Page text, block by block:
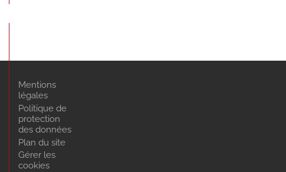
Mentions
légales
Politique de
protection
des données
Plan du site
Gérer les
cookies